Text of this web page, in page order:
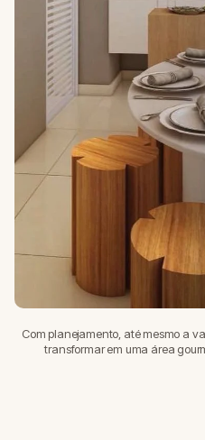
Com planejamento, até mesmo a
transformar em uma área